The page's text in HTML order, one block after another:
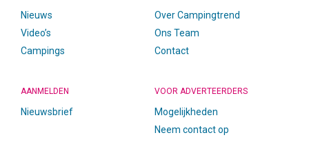
Nieuws
Video’s
Campings
Over Campingtrend
Ons Team
Contact
AANMELDEN
Nieuwsbrief
VOOR ADVERTEERDERS
Mogelijkheden
Neem contact op